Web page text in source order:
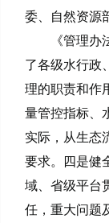
委、自然资源
《管理
了各级水行政
理的职责和作
量管控指标、
实际，从生态
要求。四是健
域、省级平台
任，重大问题